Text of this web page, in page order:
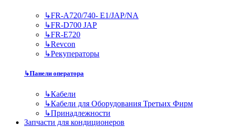
↳FR-A720/740- E1/JAP/NA
↳FR-D700 JAP
↳FR-E720
↳Revcon
↳Рекуператоры
↳Панели оператора
↳Кабели
↳Кабели для Оборудования Третьих Фирм
↳Принадлежности
Запчасти для кондиционеров